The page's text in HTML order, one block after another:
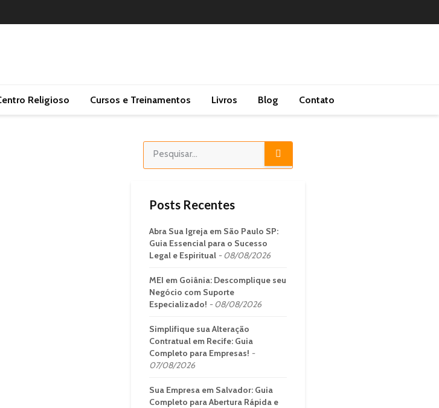
Religioso Cursos e Treinamentos Livros Blog Contato
Posts Recentes
Abra Sua Igreja em São Paulo SP:
Guia Essencial para o Sucesso
Legal e Espiritual
08/08/2026
MEI em Goiânia: Descomplique seu
Negócio com Suporte
Especializado!
08/08/2026
Simplifique sua Alteração
Contratual em Recife: Guia
Completo para Empresas!
07/08/2026
Sua Empresa em Salvador: Guia
Completo para Abertura Rápida e